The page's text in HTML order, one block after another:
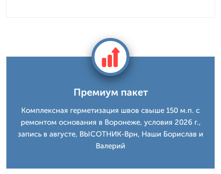
Премиум пакет
Комплексная герметизация швов свыше 150 м.п. с
ремонтом основания в Воронеже, условия 2026 г.,
запись в августе, ВЫСОТНИК-Врн, Наши Борислав и
Валерий